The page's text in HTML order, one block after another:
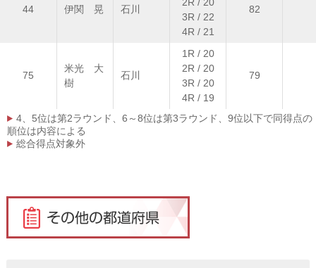
44 伊関 晃 石川
3R / 22
4R / 21
82
75
米光 大
樹
石川
1R / 20
2R / 20
3R / 20
4R / 19
79
4、5位は第2ラウンド、6～8位は第3ラウンド、9位以下で同得点の
順位は内容による
総合得点対象外